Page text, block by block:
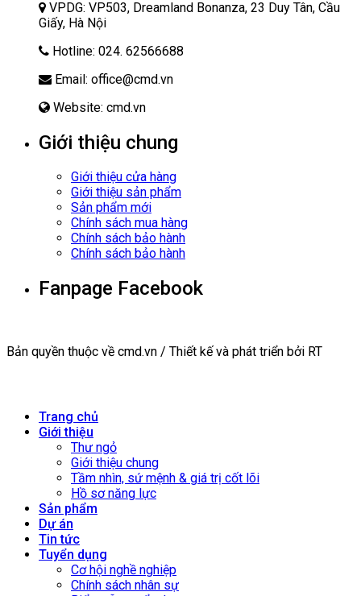
VPDG: VP503, Dreamland Bonanza, 23 Duy Tân, Cầu
Giấy, Hà Nội
Hotline: 024. 62566688
Email: office@cmd.vn
Website: cmd.vn
Giới thiệu chung
Giới thiệu cửa hàng
Giới thiệu sản phẩm
Sản phẩm mới
Chính sách mua hàng
Chính sách bảo hành
Chính sách bảo hành
Fanpage Facebook
Bản quyền thuộc về cmd.vn / Thiết kế và phát triển bởi RT
Trang chủ
Giới thiệu
Thư ngỏ
Giới thiệu chung
Tầm nhìn, sứ mệnh & giá trị cốt lõi
Hồ sơ năng lực
Sản phẩm
Dự án
Tin tức
Tuyển dụng
Cơ hội nghề nghiệp
Chính sách nhân sự